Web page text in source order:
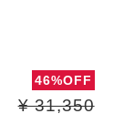
46%OFF
¥ 31,350